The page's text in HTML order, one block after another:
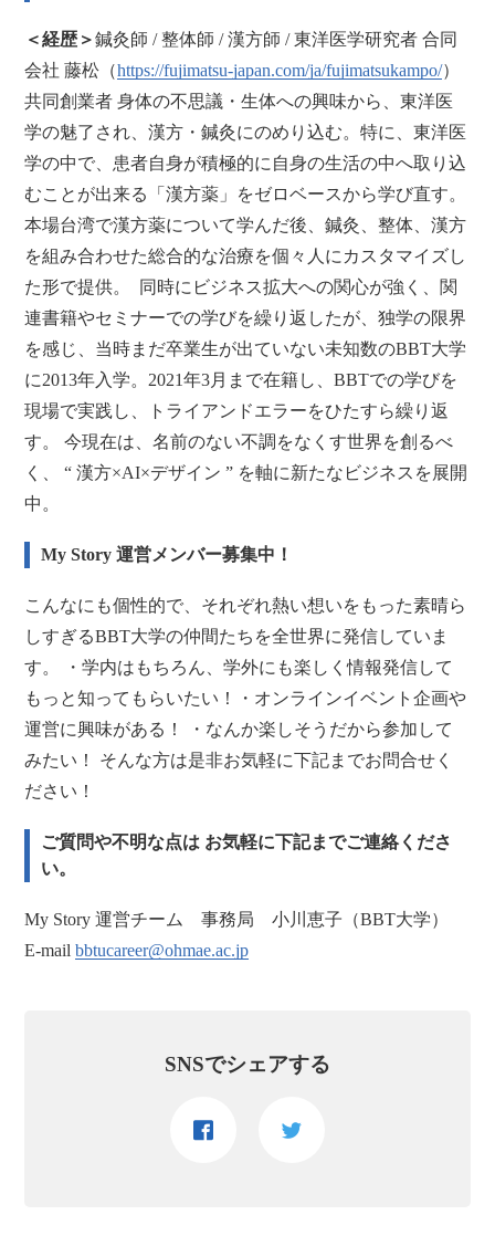
＜経歴＞鍼灸師 / 整体師 / 漢方師 / 東洋医学研究者 合同
会社 藤松（https://fujimatsu-japan.com/ja/fujimatsukampo/）
共同創業者 身体の不思議・生体への興味から、東洋医
学の魅了され、漢方・鍼灸にのめり込む。特に、東洋医
学の中で、患者自身が積極的に自身の生活の中へ取り込
むことが出来る「漢方薬」をゼロベースから学び直す。
本場台湾で漢方薬について学んだ後、鍼灸、整体、漢方
を組み合わせた総合的な治療を個々人にカスタマイズし
た形で提供。 同時にビジネス拡大への関心が強く、関
連書籍やセミナーでの学びを繰り返したが、独学の限界
を感じ、当時まだ卒業生が出ていない未知数のBBT大学
に2013年入学。2021年3月まで在籍し、BBTでの学びを
現場で実践し、トライアンドエラーをひたすら繰り返
す。 今現在は、名前のない不調をなくす世界を創るべ
く、 “ 漢方×AI×デザイン ” を軸に新たなビジネスを展開
中。
My Story 運営メンバー募集中！
こんなにも個性的で、それぞれ熱い想いをもった素晴ら
しすぎるBBT大学の仲間たちを全世界に発信していま
す。 ・学内はもちろん、学外にも楽しく情報発信して
もっと知ってもらいたい！・オンラインイベント企画や
運営に興味がある！ ・なんか楽しそうだから参加して
みたい！ そんな方は是非お気軽に下記までお問合せく
ださい！
ご質問や不明な点は お気軽に下記までご連絡くださ
い。
My Story 運営チーム 事務局 小川恵子（BBT大学）
E-mailbbtucareer@ohmae.ac.jp
SNSでシェアする